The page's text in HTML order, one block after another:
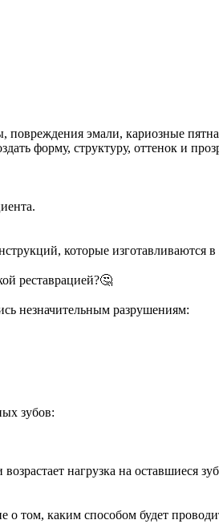
эмали, кариозные
форму, структуру, оттенок и
которые изготавливаются в
реставрацией?🤔
незначительным разрушениям:
зубов:
нагрузка на оставшиеся
том, каким способом будет